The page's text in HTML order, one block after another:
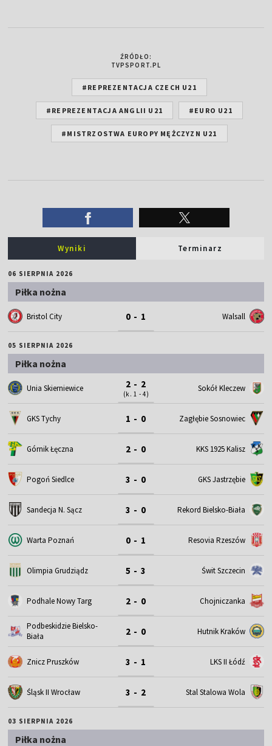
ŹRÓDŁO:
TVPSPORT.PL
#REPREZENTACJA CZECH U21
#REPREZENTACJA ANGLII U21 #EURO U21
#MISTRZOSTWA EUROPY MĘŻCZYZN U21
Wyniki Terminarz
06 SIERPNIA 2026
Piłka nożna
Bristol City 0 - 1 Walsall
05 SIERPNIA 2026
Piłka nożna
Unia Skierniewice 2 - 2
(k. 1 - 4)
Sokół Kleczew
GKS Tychy 1 - 0 Zagłębie Sosnowiec
Górnik Łęczna 2 - 0 KKS 1925 Kalisz
Pogoń Siedlce 3 - 0 GKS Jastrzębie
Sandecja N. Sącz 3 - 0 Rekord Bielsko-Biała
Warta Poznań 0 - 1 Resovia Rzeszów
Olimpia Grudziądz 5 - 3 Świt Szczecin
Podhale Nowy Targ 2 - 0 Chojniczanka
Podbeskidzie Bielsko-
Biała
2 - 0 Hutnik Kraków
Znicz Pruszków 3 - 1 LKS II Łódź
Śląsk II Wrocław 3 - 2 Stal Stalowa Wola
03 SIERPNIA 2026
Piłka nożna